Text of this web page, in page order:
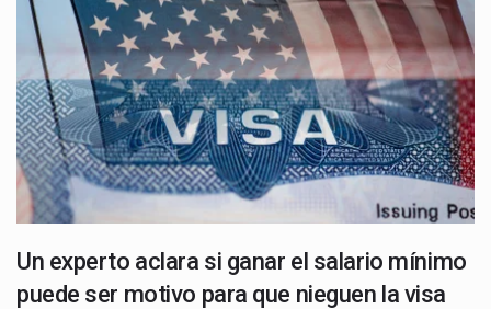
Un experto aclara si ganar el salario mínimo
puede ser motivo para que nieguen la visa